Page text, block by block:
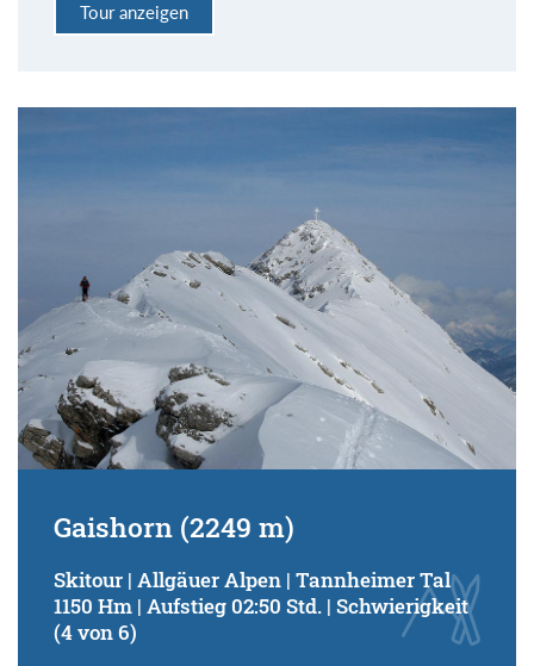
Tour anzeigen
Gaishorn (2249 m)
Skitour | Allgäuer Alpen | Tannheimer Tal
1150 Hm | Aufstieg 02:50 Std. | Schwierigkeit
(4 von 6)